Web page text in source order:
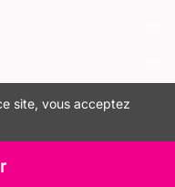
site, vous acceptez